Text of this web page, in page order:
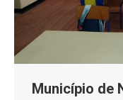
Município de